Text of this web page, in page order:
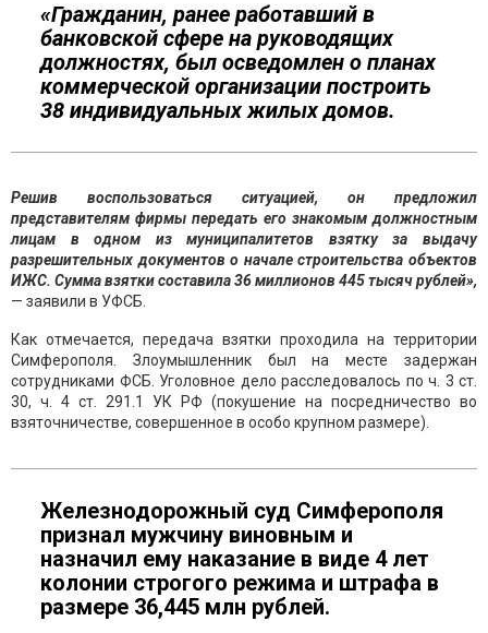
«Гражданин, ранее работавший в
банковской сфере на руководящих
должностях, был осведомлен о планах
коммерческой организации построить
38 индивидуальных жилых домов.
Решив воспользоваться ситуацией, он предложил
представителям фирмы передать его знакомым должностным
лицам в одном из муниципалитетов взятку за выдачу
разрешительных документов о начале строительства объектов
ИЖС. Сумма взятки составила 36 миллионов 445 тысяч рублей»,
— заявили в УФСБ.
Как отмечается, передача взятки проходила на территории
Симферополя. Злоумышленник был на месте задержан
сотрудниками ФСБ. Уголовное дело расследовалось по ч. 3 ст.
30, ч. 4 ст. 291.1 УК РФ (покушение на посредничество во
взяточничестве, совершенное в особо крупном размере).
Железнодорожный суд Симферополя
признал мужчину виновным и
назначил ему наказание в виде 4 лет
колонии строгого режима и штрафа в
размере 36,445 млн рублей.